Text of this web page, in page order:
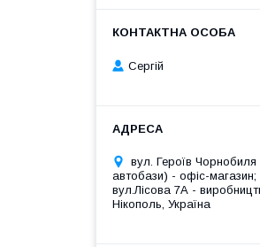
Сергій
вул. Героїв Чорнобиля
автобази) - офіс-магазин;
вул.Лісова 7А -
Нікополь, Україна